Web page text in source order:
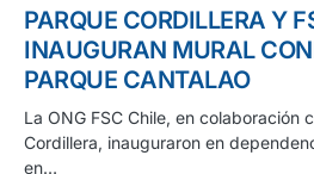
PARQUE CORDILLERA Y
INAUGURAN MURAL
PARQUE CANTALAO
La ONG FSC Chile, en colaboración
Cordillera, inauguraron en
en…